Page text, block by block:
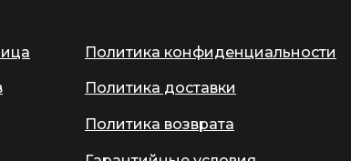
Политика конфиденциальности
Политика доставки
Политика возврата